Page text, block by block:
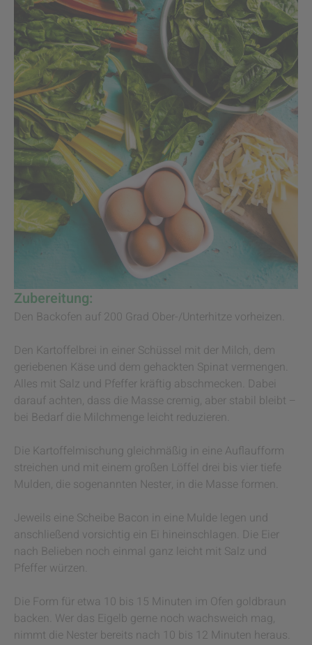
Zubereitung:
Den Backofen auf 200 Grad Ober-/Unterhitze vorheizen.
Den Kartoffelbrei in einer Schüssel mit der Milch, dem
geriebenen Käse und dem gehackten Spinat vermengen.
Alles mit Salz und Pfeffer kräftig abschmecken. Dabei
darauf achten, dass die Masse cremig, aber stabil bleibt –
bei Bedarf die Milchmenge leicht reduzieren.
Die Kartoffelmischung gleichmäßig in eine Auflaufform
streichen und mit einem großen Löffel drei bis vier tiefe
Mulden, die sogenannten Nester, in die Masse formen.
Jeweils eine Scheibe Bacon in eine Mulde legen und
anschließend vorsichtig ein Ei hineinschlagen. Die Eier
nach Belieben noch einmal ganz leicht mit Salz und
Pfeffer würzen.
Die Form für etwa 10 bis 15 Minuten im Ofen goldbraun
backen. Wer das Eigelb gerne noch wachsweich mag,
nimmt die Nester bereits nach 10 bis 12 Minuten heraus.